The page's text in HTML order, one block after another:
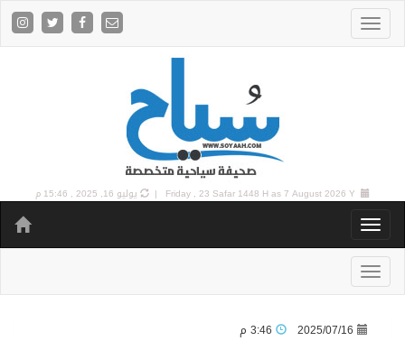
Friday , 23 Safar 1448 H as7 August 2026 Y | يوليو 16, 2025 , 15:46 م
2025/07/16